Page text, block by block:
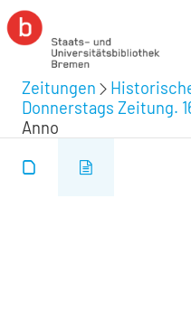
Zeitungen
Donnerstags Zeitung.
Anno